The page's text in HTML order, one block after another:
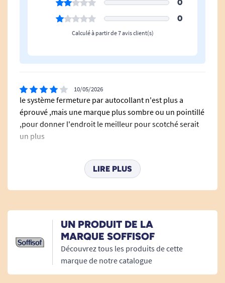
0
0
Calculé à partir de 7 avis client(s)
10/05/2026
le système fermeture par autocollant n'est plus a
éprouvé ,mais une marque plus sombre ou un pointillé
,pour donner l'endroit le meilleur pour scotché serait
un plus
17/08/2024
A. Anonymous
23/05/2024
LIRE PLUS
UN PRODUIT DE LA
MARQUE SOFFISOF
Découvrez tous les produits de cette
marque de notre catalogue